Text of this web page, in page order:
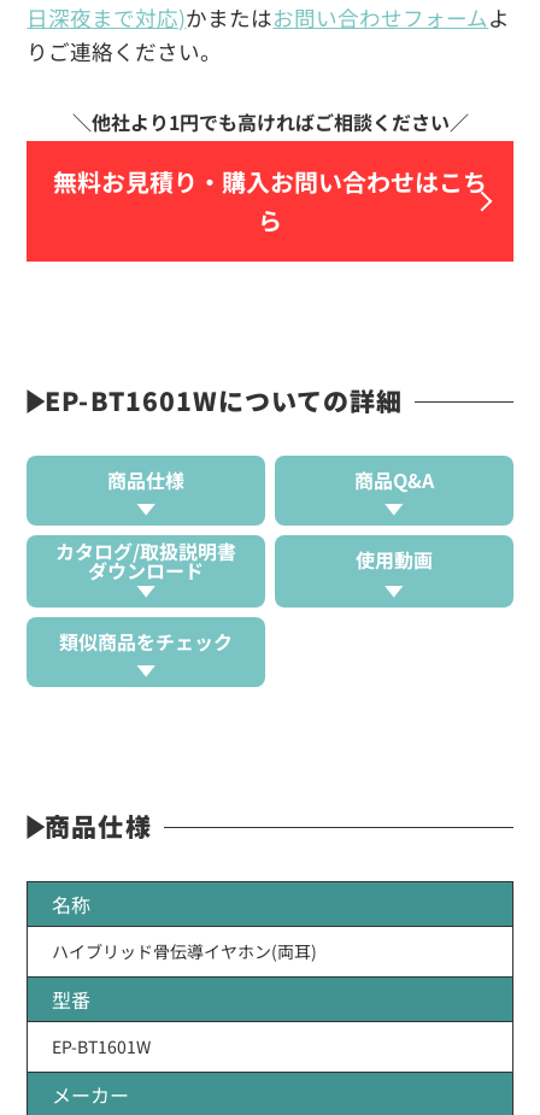
日深夜まで対応)かまたはお問い合わせフォームよ
りご連絡ください。
無料お見積り・ 購入お問い合わせはこち
ら
EP-BT1601Wについての詳細
商品仕様 商品Q&A
カタログ/取扱説明書
ダウンロード 使用動画
類似商品をチェック
商品仕様
名称
ハイブリッド骨伝導イヤホン(両耳)
型番
EP-BT1601W
メーカー